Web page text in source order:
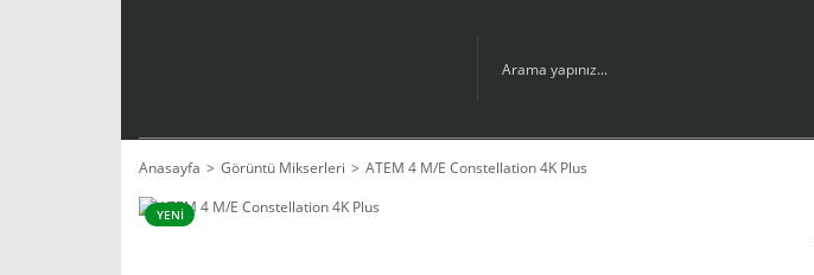
Anasayfa Görüntü Mikserleri ATEM 4 M/E Constellation 4K Plus
YENİ